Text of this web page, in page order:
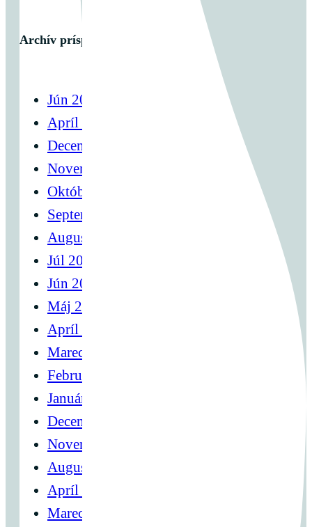
Archív príspevkov
Jún 2025
Apríl 2025
December 2024
November 2024
Október 2024
September 2024
August 2024
Júl 2024
Jún 2024
Máj 2024
Apríl 2024
Marec 2024
Február 2024
Január 2024
December 2023
November 2023
August 2023
Apríl 2023
Marec 2023